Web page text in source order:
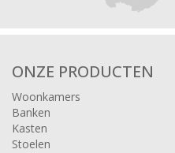
ONZE PRODUCTEN
Woonkamers
Banken
Kasten
Stoelen